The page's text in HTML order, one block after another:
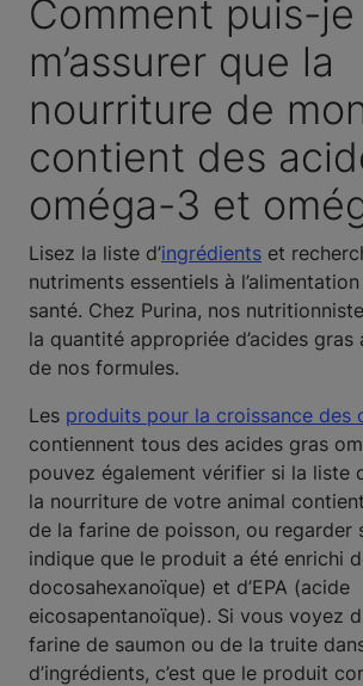
Comment puis-je
m’assurer que la
nourriture de
contient des
oméga-3 et
Lisez la liste d’ingrédients et
nutriments essentiels à l’alimentation
santé. Chez Purina, nos
la quantité appropriée d’acides gras
de nos formules.
Les produits pour la croissance des
contiennent tous des acides gras
pouvez également vérifier si la liste
la nourriture de votre animal
de la farine de poisson, ou regarder
indique que le produit a été enrichi
docosahexanoïque) et d’EPA (acide
eicosapentanoïque). Si vous voyez
farine de saumon ou de la truite
d’ingrédients, c’est que le produit